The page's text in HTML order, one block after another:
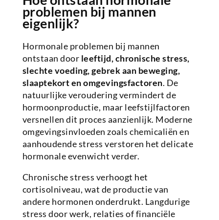
problemen bij mannen
eigenlijk?
Hormonale problemen bij mannen
ontstaan door leeftijd, chronische stress,
slechte voeding, gebrek aan beweging,
slaaptekort en omgevingsfactoren. De
natuurlijke veroudering vermindert de
hormoonproductie, maar leefstijlfactoren
versnellen dit proces aanzienlijk. Moderne
omgevingsinvloeden zoals chemicaliën en
aanhoudende stress verstoren het delicate
hormonale evenwicht verder.
Chronische stress verhoogt het
cortisolniveau, wat de productie van
andere hormonen onderdrukt. Langdurige
stress door werk, relaties of financiële